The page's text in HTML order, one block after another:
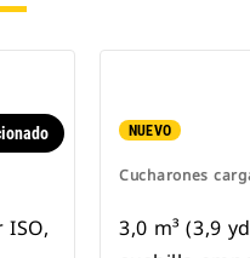
NUEVO
Cucharones
3,0 m³ (3,9